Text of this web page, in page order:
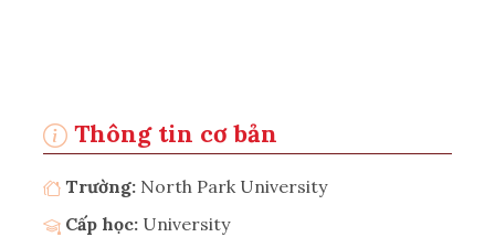
Thông tin cơ bản
Trường: North Park University
Cấp học: University